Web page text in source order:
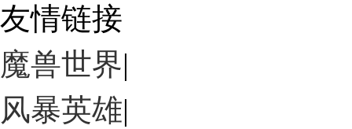
友情链接
魔兽世界|
风暴英雄|